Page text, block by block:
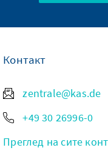
Контакт
zentrale@kas.de
+49 30 26996-0
Преглед на сите